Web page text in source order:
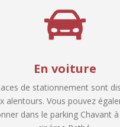
En voiture
de stationnement sont
alentours. Vous pouvez
dans le parking Chavant